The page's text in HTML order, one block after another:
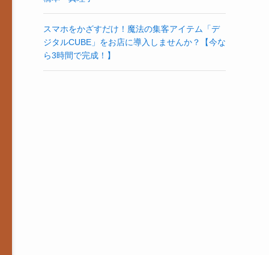
スマホをかざすだけ！魔法の集客アイテム「デ
ジタルCUBE」をお店に導入しませんか？【今な
ら3時間で完成！】